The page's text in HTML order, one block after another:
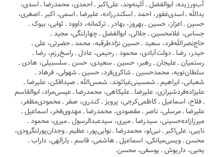
آب‌ورزیده، ابوالفضل ـ آئینه‌وند، علی‌اکبر ـ احمدی، محمدرضا ـ اسدی،
یدالله ـ اسدی‌غفور، احمد ـ اسکندرزاده، علیرضا ـ اسمی، اکبر ـ اصغری،
حسین ـ اعزاز، حسین ـ بهروز، بهادر ـ ترکمانه، داوود ـ ثوابی، بیوک ـ
جساس، غلامحسین ـ جلالی، ابوالفضل ـ چهارلنگی، مجید ـ
حاج‌نصرالله‌فرد، سعید ـ حسین نژاد‌طرقبه، محمد ـ حضرتی، علی ـ
حیدر، رضا ـ دولت‌آبادی، محمود ـ رحیمی، عادل ـ راسخ‌رزم، رضا ـ
رستمیان ـ علیجان ـ رهبر، حسین ـ سعیدی، حسن ـ سلسبیلی، هادی ـ
سلطان‌تویه، محمدحسین ـ شاکری‌فرد، حسین ـ شهولی، فرهاد ـ
شعبانی، ابراهیم ـ شمسینی‌غیاثوند، شمس‌الله ـ صیدافکن، علیرضا ـ
علیزاده‌فردشیرازی، علیرضا ـ علیکاهی، محمدرضا ـ عیسی‌مراد، ابوالقاسم
ـ فلاح، اسماعیل ـ کاظمی‌کرجی، پرویز ـ کندری، صفر ـ محمودی‌مظفر،
علیرضا ـ مرسلی، ناصر ـ مقصودی، محمدرضا ـ مهدوی‌فخر، اسماعیل ـ
میرزازاده‌حسینی، سیدرضا ـ میری، سیدعبدالرسول ـ میری، محمود ـ
نایبی، علی‌اکبر ـ نبی‌لو، محمدرضا ـ نوایی‌پور، عظیم ـ وجدان‌پورلنگرودی،
محسن ـ ویسی‌میانکی، اسماعیل ـ هاشمی، قاسم ـ یارالهی، داراب ـ
یحیی، داریوش ـ یوسفی، محسن.